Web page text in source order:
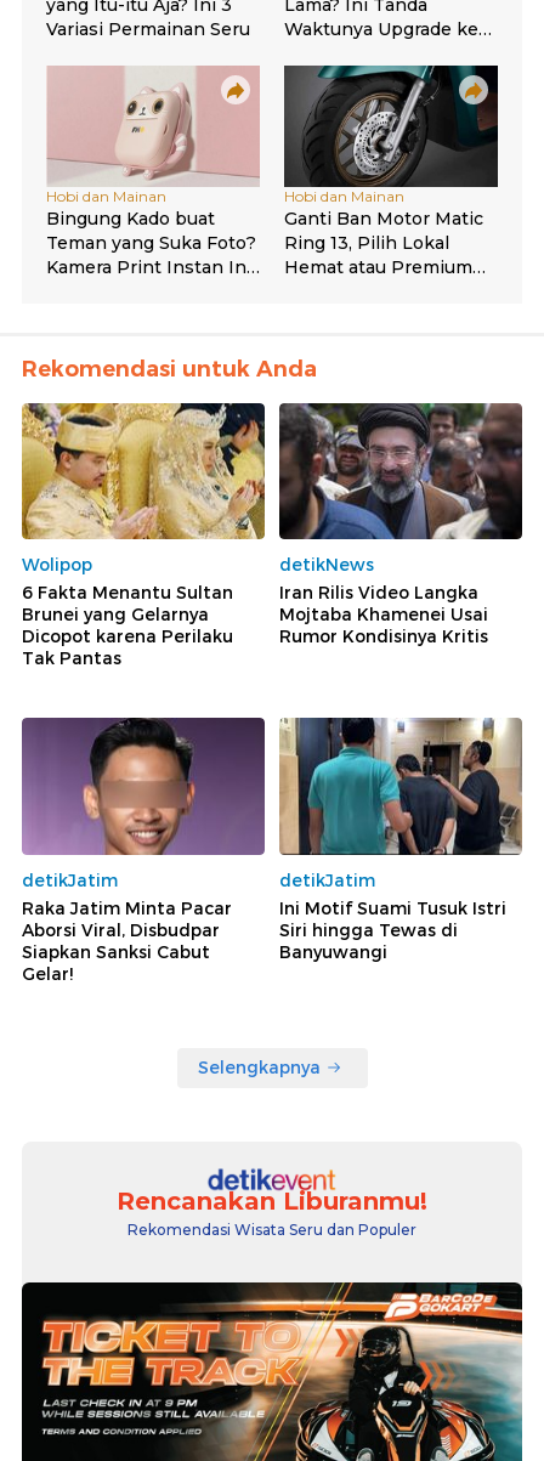
Rekomendasi untuk Anda
Wolipop
6 Fakta Menantu Sultan
Brunei yang Gelarnya
Dicopot karena Perilaku
Tak Pantas
detikNews
Iran Rilis Video Langka
Mojtaba Khamenei Usai
Rumor Kondisinya Kritis
detikJatim
Raka Jatim Minta Pacar
Aborsi Viral, Disbudpar
Siapkan Sanksi Cabut
Gelar!
detikJatim
Ini Motif Suami Tusuk Istri
Siri hingga Tewas di
Banyuwangi
Selengkapnya
Rencanakan Liburanmu!
Rekomendasi Wisata Seru dan Populer